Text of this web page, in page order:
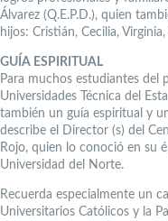
Álvarez (Q.E.P.D.), quien
hijos: Cristián, Cecilia,
GUÍA ESPIRITUAL
Para muchos estudiantes del
Universidades Técnica del
también un guía espiritual y
describe el Director (s) del
Rojo, quien lo conoció en su
Universidad del Norte.
Recuerda especialmente un
Universitarios Católicos y la